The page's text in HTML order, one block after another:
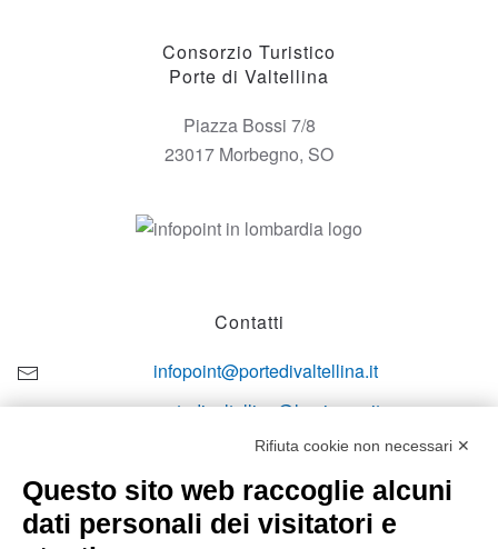
Consorzio Turistico
Porte di Valtellina
Piazza Bossi 7/8
23017 Morbegno, SO
Contatti
infopoint@portedivaltellina.it
portedivaltellina@lamiapec.it
+39 0342 601140
Rifiuta cookie non necessari ✕
Questo sito web raccoglie alcuni
dati personali dei visitatori e